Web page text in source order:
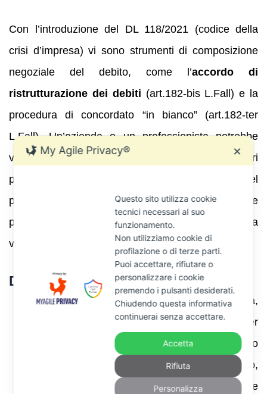
Con l’introduzione del DL 118/2021 (codice della
crisi d’impresa) vi sono strumenti di composizione
negoziale del debito, come l’accordo di
ristrutturazione dei debiti (art.182-bis L.Fall) e la
procedura di concordato “in bianco” (art.182-ter
L.Fall). Un’azienda o un professionista potrebbe
valutare tali percorsi per definire i carichi tributari
pendenti in modo ordinato, evitando il fallimento. Nel
piano concordatario o di ristrutturazione è possibile
prevedere la riduzione del debito tributario sotto la
vigilanza del tribunale fallimentare.
Difese e strategie legali
Analisi dell’atto:non appena ricevuta,
bisogna esaminare con cura la cartella per
individuare errori formali (ad esempio
generalità sbagliate, assenza di firmatario,
importi incongrui) o materiali (errata base
My Agile Privacy® ✕
Questo sito utilizza cookie
tecnici necessari al suo
funzionamento.
Non utilizziamo cookie di
profilazione o di terze parti.
Puoi accettare, rifiutare o
personalizzare i cookie
premendo i pulsanti desiderati.
Chiudendo questa informativa
continuerai senza accettare.
Accetta
Rifiuta
Personalizza